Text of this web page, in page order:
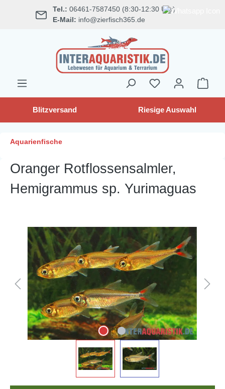
springen Tel.: 06461-7587450 (8:30-12:30 Uhr)
E-Mail: info@zierfisch365.de
Blitzversand Riesige Auswahl
Aquarienfische
Oranger Rotflossensalmler,
Hemigrammus sp. Yurimaguas
Bildergalerie überspringen